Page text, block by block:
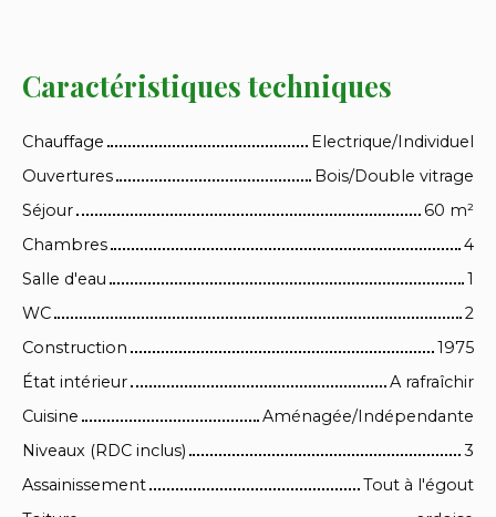
Caractéristiques techniques
Chauffage
Electrique/Individuel
Ouvertures
Bois/Double vitrage
Séjour
60 m²
Chambres
4
Salle d'eau
1
WC
2
Construction
1975
État intérieur
A rafraîchir
Cuisine
Aménagée/Indépendante
Niveaux (RDC inclus)
3
Assainissement
Tout à l'égout